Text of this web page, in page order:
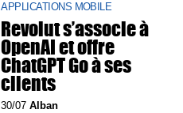
APPLICATIONS MOBILE
Revolut s’associe à
OpenAI et offre
ChatGPT Go à ses
clients
30/07Alban